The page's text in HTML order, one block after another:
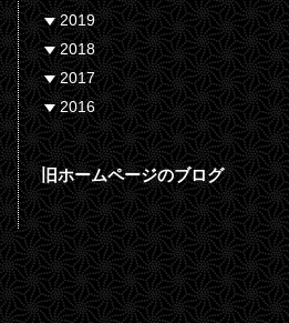
2019
2018
2017
2016
旧ホームページのブログ